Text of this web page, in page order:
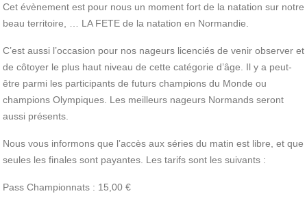
Cet évènement est pour nous un moment fort de la natation sur notre
beau territoire, … LA FETE de la natation en Normandie.
C’est aussi l’occasion pour nos nageurs licenciés de venir observer et
de côtoyer le plus haut niveau de cette catégorie d’âge. Il y a peut-
être parmi les participants de futurs champions du Monde ou
champions Olympiques. Les meilleurs nageurs Normands seront
aussi présents.
Nous vous informons que l’accès aux séries du matin est libre, et que
seules les finales sont payantes. Les tarifs sont les suivants :
Pass Championnats : 15,00 €